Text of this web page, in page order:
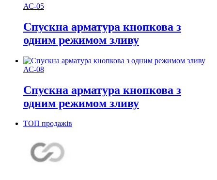
АС-05
Спускна арматура кнопкова з
одним режимом зливу
АС-08
Спускна арматура кнопкова з
одним режимом зливу
ТОП продажів